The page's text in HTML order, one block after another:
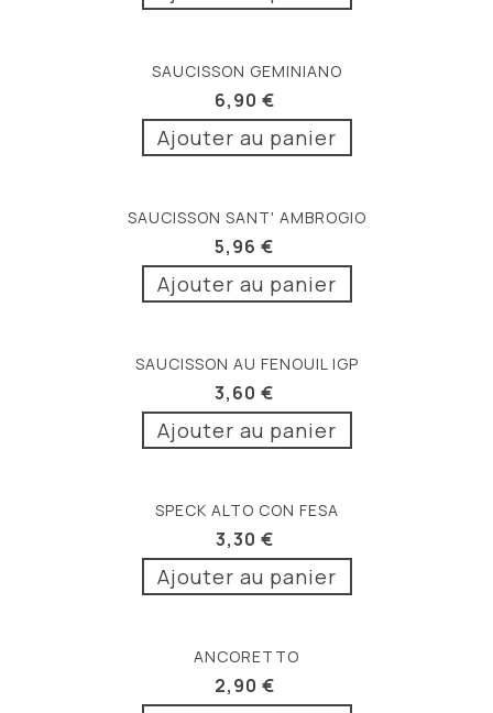
SAUCISSON GEMINIANO
6,90 €
Ajouter au panier
SAUCISSON SANT' AMBROGIO
5,96 €
Ajouter au panier
SAUCISSON AU FENOUIL IGP
3,60 €
Ajouter au panier
SPECK ALTO CON FESA
3,30 €
Ajouter au panier
ANCORETTO
2,90 €